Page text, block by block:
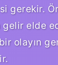
gerekir.
gelir elde
olayın